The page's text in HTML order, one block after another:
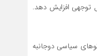
توجهی افزایش دهد.
سیاسی دوجانبه